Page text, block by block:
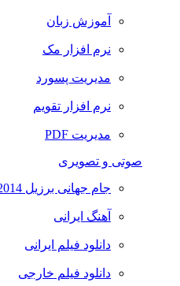
آموزش زبان
نرم افزار مک
مدیریت پسورد
نرم افزار تقویم
مدیریت PDF
صوتی و تصویری
جام جهانی برزیل 2014
آهنگ ایرانی
دانلود فیلم ایرانی
دانلود فیلم خارجی